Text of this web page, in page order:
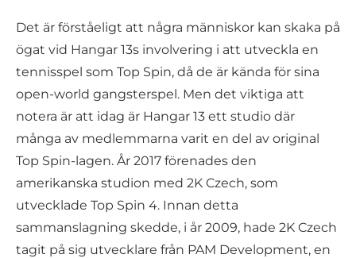
Det är förståeligt att några människor kan skaka på
ögat vid Hangar 13s involvering i att utveckla en
tennisspel som Top Spin, då de är kända för sina
open-world gangsterspel. Men det viktiga att
notera är att idag är Hangar 13 ett studio där
många av medlemmarna varit en del av original
Top Spin-lagen. År 2017 förenades den
amerikanska studion med 2K Czech, som
utvecklade Top Spin 4. Innan detta
sammanslagning skedde, i år 2009, hade 2K Czech
tagit på sig utvecklare från PAM Development, en